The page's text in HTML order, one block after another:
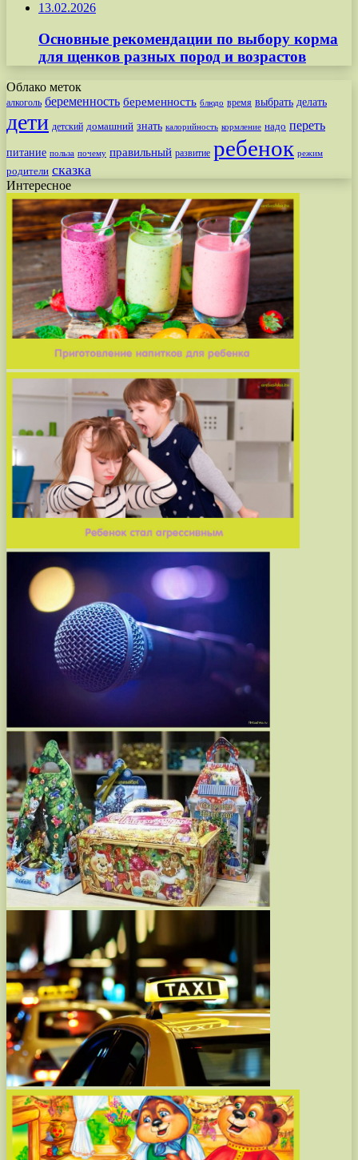
13.02.2026
Основные рекомендации по выбору корма
для щенков разных пород и возрастов
Облако меток
алкоголь беременность беременность блюдо время выбрать делать
дети детский домашний знать калорийность кормление надо переть
питание польза почему правильный развитие ребенок режим
родители сказка
Интересное